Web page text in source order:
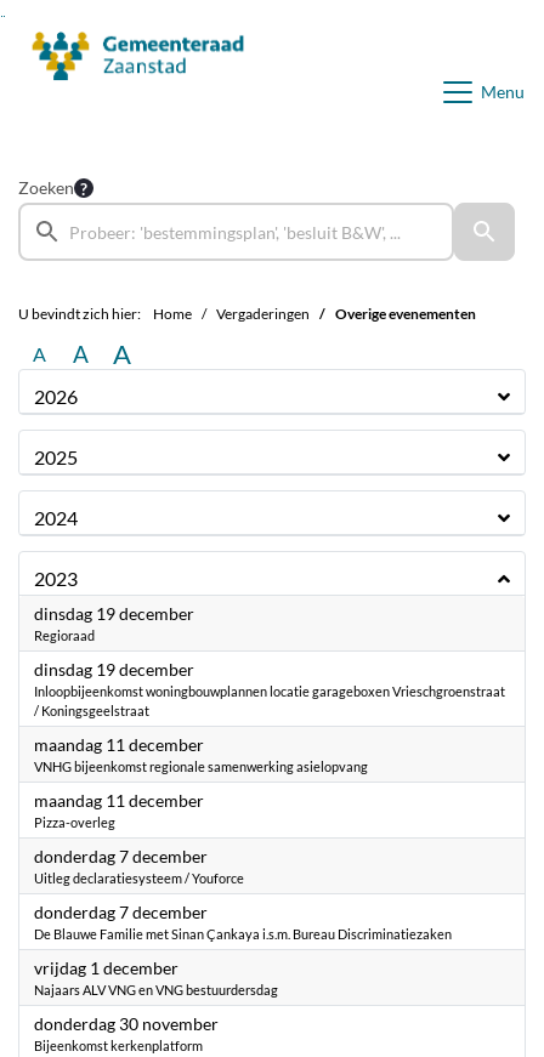
Menu
Zoeken
U bevindt zich hier: Home Vergaderingen Overige evenementen
A A A
2026
2025
2024
2023
dinsdag 19 december2023
Regioraad
dinsdag 19 december2023
Inloopbijeenkomst woningbouwplannen locatie garageboxen Vrieschgroenstraat
/ Koningsgeelstraat
maandag 11 december2023
VNHG bijeenkomst regionale samenwerking asielopvang
maandag 11 december2023
Pizza-overleg
donderdag 7 december2023
Uitleg declaratiesysteem / Youforce
donderdag 7 december2023
De Blauwe Familie met Sinan Çankaya i.s.m. Bureau Discriminatiezaken
vrijdag 1 december2023
Najaars ALV VNG en VNG bestuurdersdag
donderdag 30 november2023
Bijeenkomst kerkenplatform